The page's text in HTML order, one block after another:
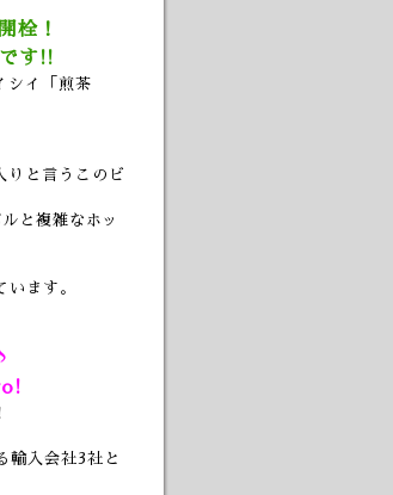
栓！
す!!
シイ「煎茶
りと言うこのビ
と複雑なホッ
ます。
輸入会社3社と